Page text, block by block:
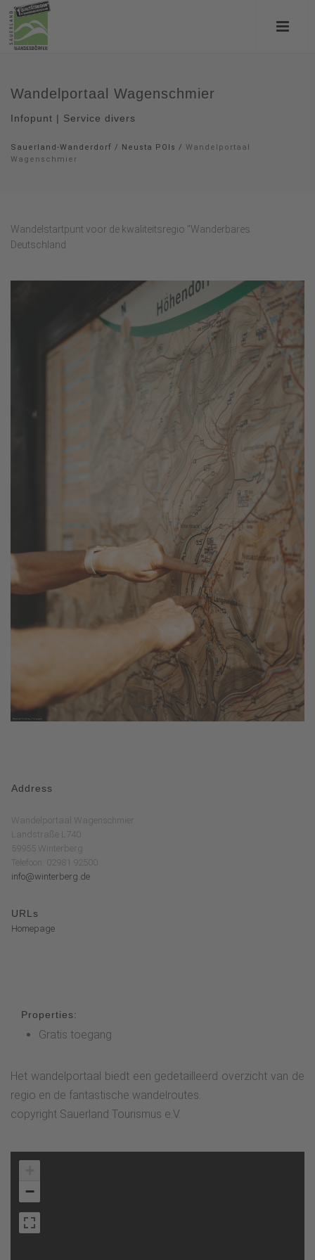
Wandelportaal Wagenschmier
Infopunt | Service divers
Sauerland-Wanderdorf / Neusta POIs / Wandelportaal
Wagenschmier
Wandelstartpunt voor de kwaliteitsregio "Wanderbares
Deutschland
Address
Wandelportaal Wagenschmier
Landstraße L740
59955 Winterberg
Telefoon: 02981 92500
info@winterberg.de
URLs
Homepage
Properties:
Gratis toegang
Het wandelportaal biedt een gedetailleerd overzicht van de
regio en de fantastische wandelroutes.
copyright Sauerland Tourismus e.V.
−